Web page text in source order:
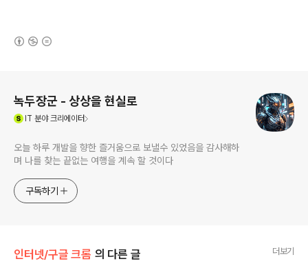
녹두장군 - 상상을 현실로
IT 분야 크리에이터
오늘 하루 개발을 향한 즐거움으로 보낼수 있었음을 감사해하
며 나를 찾는 끝없는 여행을 계속 할 것이다
구독하기
인터넷/구글 크롬 의 다른 글 더보기